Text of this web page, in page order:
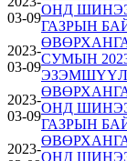
03-09
ОНД
ГАЗРЫН
2023-
03-09
СУМЫН
2023-
03-09
ОНД
ГАЗРЫН
2023-
ОНД